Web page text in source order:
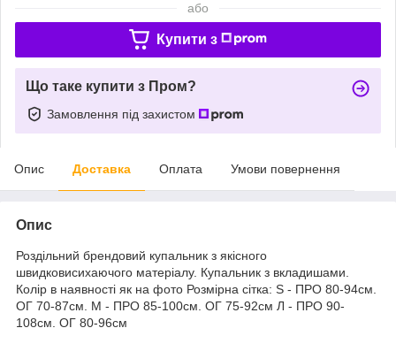
або
Купити з
Що таке купити з Пром?
Замовлення під захистом
Опис Доставка Оплата Умови повернення
Опис
Роздільний брендовий купальник з якісного
швидковисихаючого матеріалу. Купальник з вкладишами.
Колір в наявності як на фото Розмірна сітка: S - ПРО 80-94см.
ОГ 70-87см. M - ПРО 85-100см. ОГ 75-92см Л - ПРО 90-
108см. ОГ 80-96см